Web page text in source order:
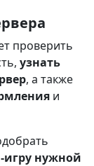
проверить
узнать
, а также
и
нужной